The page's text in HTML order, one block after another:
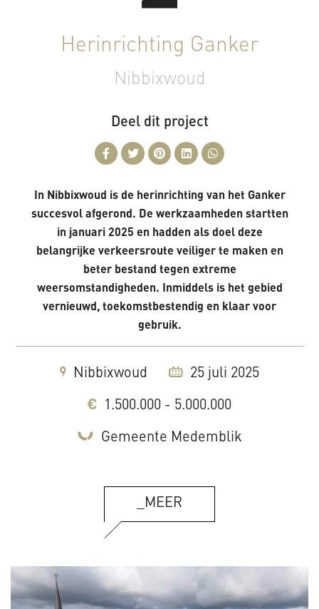
Herinrichting Ganker
Nibbixwoud
Deel dit project
In Nibbixwoud is de herinrichting van het Ganker
succesvol afgerond. De werkzaamheden startten
in januari 2025 en hadden als doel deze
belangrijke verkeersroute veiliger te maken en
beter bestand tegen extreme
weersomstandigheden. Inmiddels is het gebied
vernieuwd, toekomstbestendig en klaar voor
gebruik.
Nibbixwoud 25 juli 2025
1.500.000 - 5.000.000
Gemeente Medemblik
_MEER